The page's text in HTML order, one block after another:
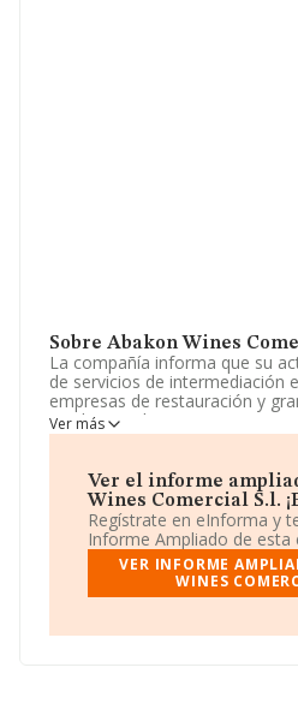
Sobre Abakon Wines
La compañía informa que su
de servicios de intermediación
empresas de restauración y
productos alimenticios en
inscrita en el Registro
comercio de productos
con código 4617. La empresa
mercados exteriores.
El número de empleados ha
al 2024 y atendiendo a los
INFORMA, el número de
Ver más
Ver el informe
Wines Comercial S.l.
Regístrate en eInforma y
Informe Ampliado de esta
VER INFORME
WINES